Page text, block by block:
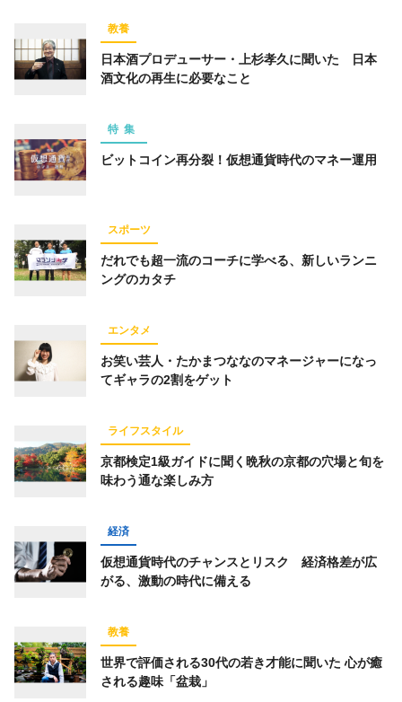
グルメ
キーワード一覧
教養
日本酒プロデューサー・上杉孝久に聞いた 日本
酒文化の再生に必要なこと
特集
ビットコイン再分裂！仮想通貨時代のマネー運用
スポーツ
だれでも超一流のコーチに学べる、新しいランニ
ングのカタチ
エンタメ
お笑い芸人・たかまつななのマネージャーになっ
てギャラの2割をゲット
ライフスタイル
京都検定1級ガイドに聞く晩秋の京都の穴場と旬を
味わう通な楽しみ方
経済
仮想通貨時代のチャンスとリスク 経済格差が広
がる、激動の時代に備える
教養
世界で評価される30代の若き才能に聞いた 心が癒
される趣味「盆栽」